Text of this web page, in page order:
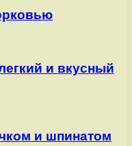
и вкусный
и шпинатом